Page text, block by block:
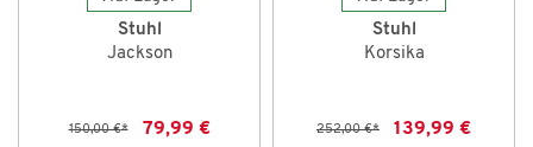
Stuhl
Jackson
150,00 €* 79,99 €
Stuhl
Korsika
252,00 €* 139,99 €